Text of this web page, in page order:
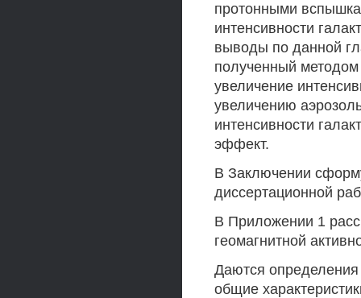
протонными
интенсивности
выводы по данной
полученный методом
увеличение
увеличению
интенсивности
эффект.
В Заключении
диссертационной
В Приложении 1
геомагнитной
Даются определения
общие